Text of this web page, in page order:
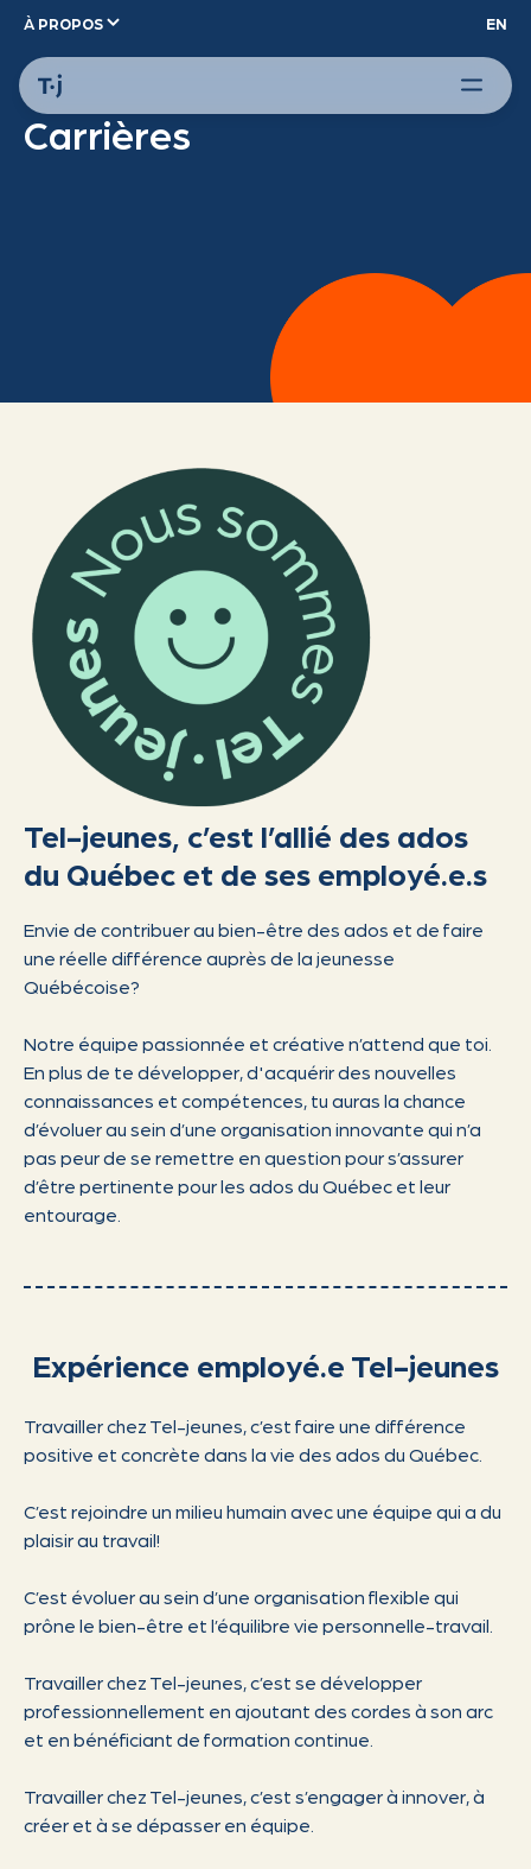
À PROPOS EN
Carrières
Tel-jeunes, c’est l’allié des ados
du Québec et de ses employé.e.s
Envie de contribuer au bien-être des ados et de faire
une réelle différence auprès de la jeunesse
Québécoise?
Notre équipe passionnée et créative n’attend que toi.
En plus de te développer, d'acquérir des nouvelles
connaissances et compétences, tu auras la chance
d’évoluer au sein d’une organisation innovante qui n’a
pas peur de se remettre en question pour s’assurer
d’être pertinente pour les ados du Québec et leur
entourage.
Expérience employé.e Tel-jeunes
Travailler chez Tel-jeunes, c’est faire une différence
positive et concrète dans la vie des ados du Québec.
C’est rejoindre un milieu humain avec une équipe qui a du
plaisir au travail!
C’est évoluer au sein d’une organisation flexible qui
prône le bien-être et l’équilibre vie personnelle-travail.
Travailler chez Tel-jeunes, c’est se développer
professionnellement en ajoutant des cordes à son arc
et en bénéficiant de formation continue.
Travailler chez Tel-jeunes, c’est s’engager à innover, à
créer et à se dépasser en équipe.